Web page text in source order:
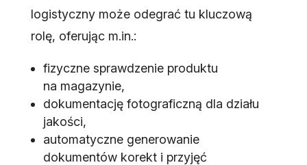
logistyczny może odegrać tu kluczową
rolę, oferując m.in.:
fizyczne sprawdzenie produktu
na magazynie,
dokumentację fotograficzną dla działu
jakości,
automatyczne generowanie
dokumentów korekt i przyjęć